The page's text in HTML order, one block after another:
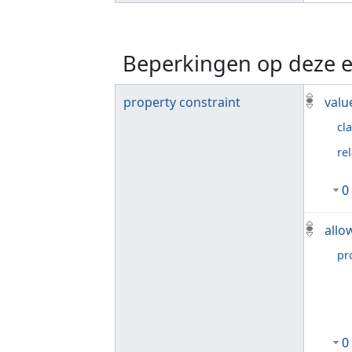
Beperkingen op deze
property constraint